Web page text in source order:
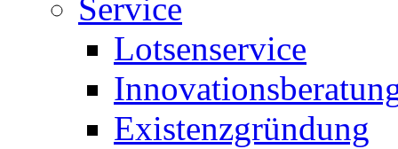
Service
Lotsenservice
Existenzgründung